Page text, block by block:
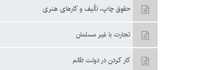
حقوق چاپ، تأليف و كارهای هنری
تجارت با غير مسلمان
كار كردن در دولت ظالم